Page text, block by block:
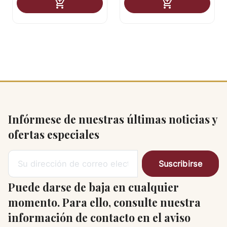
 Añadir al carrito  Añadir al
Infórmese de nuestras últimas noticias y
ofertas especiales
Puede darse de baja en cualquier
momento. Para ello, consulte nuestra
información de contacto en el aviso